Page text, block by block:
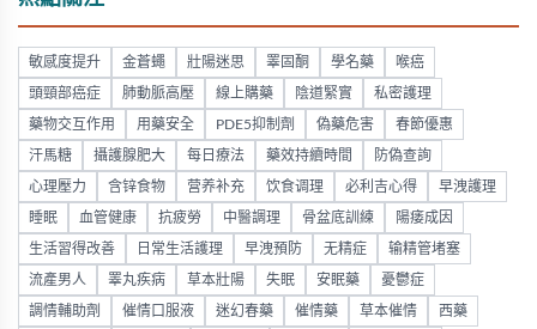
敏感度提升 金蒼蠅 壯陽迷思 睪固酮 學名藥 喉癌
頭頸部癌症 肺動脈高壓 線上購藥 陰道緊實 私密護理
藥物交互作用 用藥安全 PDE5抑制劑 偽藥危害 春節優惠
汗馬糖 攝護腺肥大 每日療法 藥效持續時間 防偽查詢
心理壓力 含锌食物 营养补充 饮食调理 必利吉心得 早洩護理
睡眠 血管健康 抗疲勞 中醫調理 骨盆底訓練 陽痿成因
生活習得改善 日常生活護理 早洩預防 无精症 输精管堵塞
流產男人 睪丸疾病 草本壯陽 失眠 安眠藥 憂鬱症
調情輔助劑 催情口服液 迷幻春藥 催情藥 草本催情 西藥